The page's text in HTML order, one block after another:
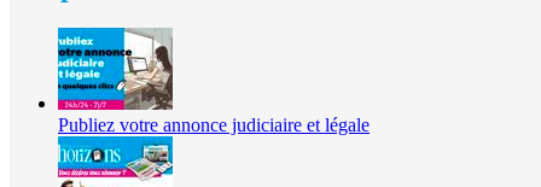
Publiez votre annonce judiciaire et légale